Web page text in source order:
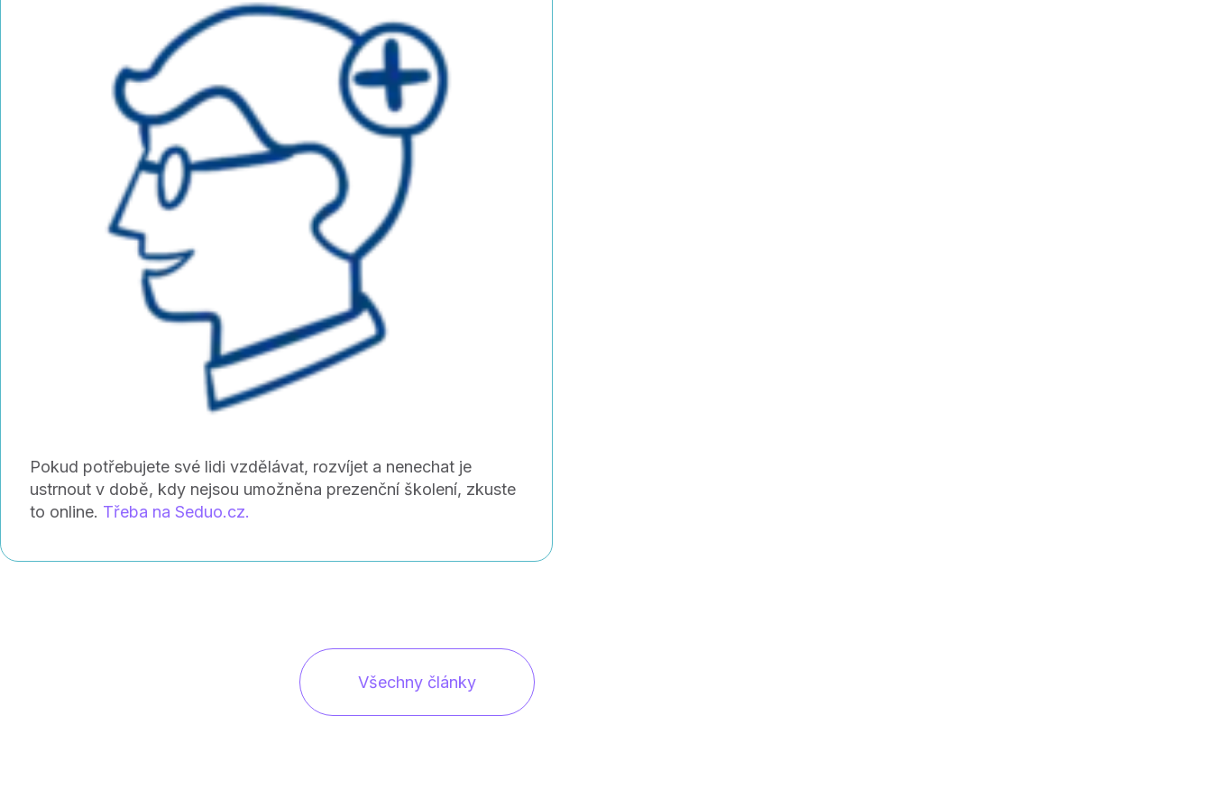
Pokud potřebujete své lidi vzdělávat, rozvíjet a nenechat je
ustrnout v době, kdy nejsou umožněna prezenční školení, zkuste
to online. Třeba na Seduo.cz.
Všechny články